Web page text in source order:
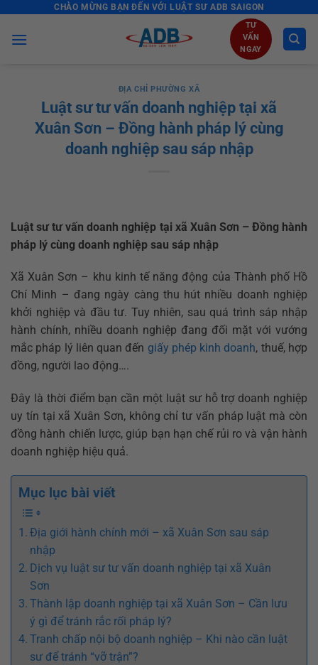
content
CHÀO MỪNG BẠN ĐẾN VỚI LUẬT SƯ ADB SAIGON
TƯ
VẤN
NGAY
ĐỊA CHỈ PHƯỜNG XÃ
Luật sư tư vấn doanh nghiệp tại xã
Xuân Sơn – Đồng hành pháp lý cùng
doanh nghiệp sau sáp nhập
Luật sư tư vấn doanh nghiệp tại xã Xuân Sơn – Đồng hành
pháp lý cùng doanh nghiệp sau sáp nhập
Xã Xuân Sơn – khu kinh tế năng động của Thành phố Hồ
Chí Minh – đang ngày càng thu hút nhiều doanh nghiệp
khởi nghiệp và đầu tư. Tuy nhiên, sau quá trình sáp nhập
hành chính, nhiều doanh nghiệp đang đối mặt với vướng
mắc pháp lý liên quan đến giấy phép kinh doanh, thuế, hợp
đồng, người lao động….
Đây là thời điểm bạn cần một luật sư hỗ trợ doanh nghiệp
uy tín tại xã Xuân Sơn, không chỉ tư vấn pháp luật mà còn
đồng hành chiến lược, giúp bạn hạn chế rủi ro và vận hành
doanh nghiệp hiệu quả.
Mục lục bài viết
Địa giới hành chính mới – xã Xuân Sơn sau sáp
nhập
Dịch vụ luật sư tư vấn doanh nghiệp tại xã Xuân
Sơn
Thành lập doanh nghiệp tại xã Xuân Sơn – Cần lưu
ý gì để tránh rắc rối pháp lý?
Tranh chấp nội bộ doanh nghiệp – Khi nào cần luật
sư để tránh “vỡ trận”?